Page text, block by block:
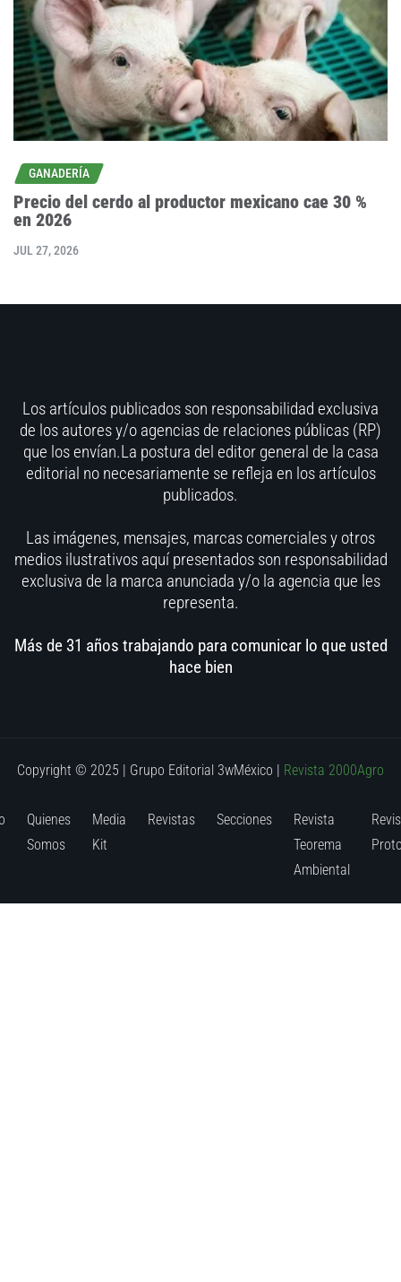
GANADERÍA
Precio del cerdo al productor mexicano cae 30 %
en 2026
JUL 27, 2026
Los artículos publicados son responsabilidad exclusiva
de los autores y/o agencias de relaciones públicas (RP)
que los envían.La postura del editor general de la casa
editorial no necesariamente se refleja en los artículos
publicados.
Las imágenes, mensajes, marcas comerciales y otros
medios ilustrativos aquí presentados son responsabilidad
exclusiva de la marca anunciada y/o la agencia que les
representa.
Más de 31 años trabajando para comunicar lo que usted
hace bien
Copyright © 2025 | Grupo Editorial 3wMéxico Revista 2000Agro
Quienes
Somos
Media
Kit
Revistas Secciones
Revista
Teorema
Ambiental